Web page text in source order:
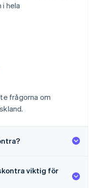
hela
frågorna om
viktig för